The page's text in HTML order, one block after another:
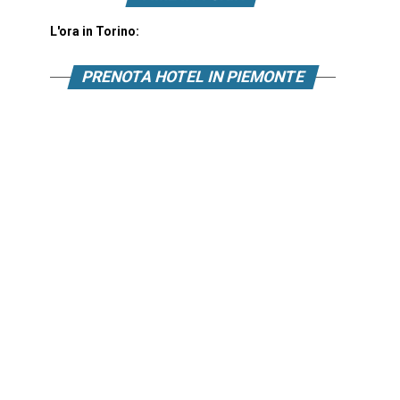
L'ora in Torino:
PRENOTA HOTEL IN PIEMONTE